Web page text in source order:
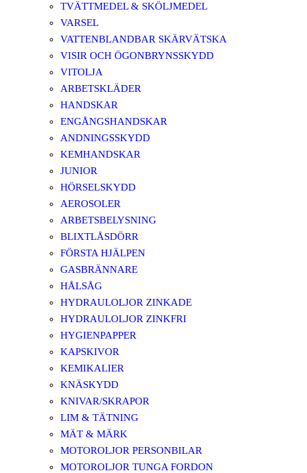
TVÄTTMEDEL & SKÖLJMEDEL
VARSEL
VATTENBLANDBAR SKÄRVÄTSKA
VISIR OCH ÖGONBRYNSSKYDD
VITOLJA
ARBETSKLÄDER
HANDSKAR
ENGÅNGSHANDSKAR
ANDNINGSSKYDD
KEMHANDSKAR
JUNIOR
HÖRSELSKYDD
AEROSOLER
ARBETSBELYSNING
BLIXTLÅSDÖRR
FÖRSTA HJÄLPEN
GASBRÄNNARE
HÅLSÅG
HYDRAULOLJOR ZINKADE
HYDRAULOLJOR ZINKFRI
HYGIENPAPPER
KAPSKIVOR
KEMIKALIER
KNÄSKYDD
KNIVAR/SKRAPOR
LIM & TÄTNING
MÄT & MÄRK
MOTOROLJOR PERSONBILAR
MOTOROLJOR TUNGA FORDON